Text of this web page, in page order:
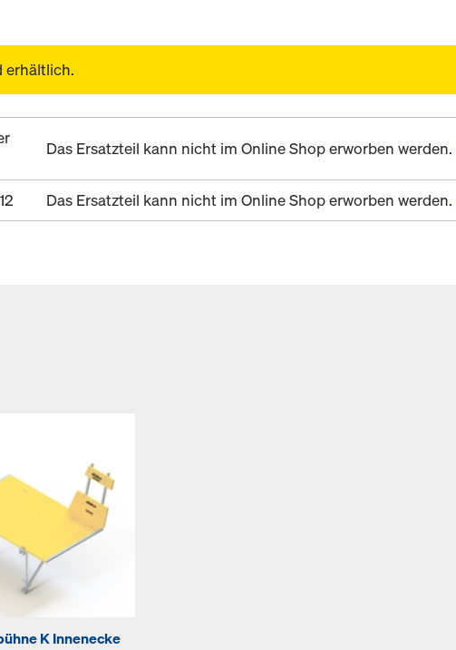
erhältlich.
Das Ersatzteil kann nicht im Online Shop erworben werden.
Das Ersatzteil kann nicht im Online Shop erworben werden.
K Innenecke